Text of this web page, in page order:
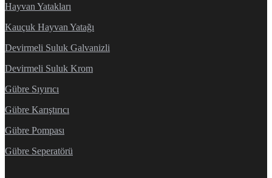
Hayvan Yatakları
Kauçuk Hayvan Yatağı
Devirmeli Suluk Galvanizli
Devirmeli Suluk Krom
Gübre Sıyırıcı
Gübre Karıştırıcı
Gübre Pompası
Gübre Seperatörü